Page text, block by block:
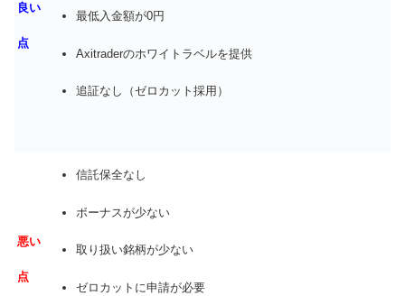
良い
点
最低入金額が0円
Axitraderのホワイトラベルを提供
追証なし（ゼロカット採用）
悪い
点
信託保全なし
ボーナスが少ない
取り扱い銘柄が少ない
ゼロカットに申請が必要